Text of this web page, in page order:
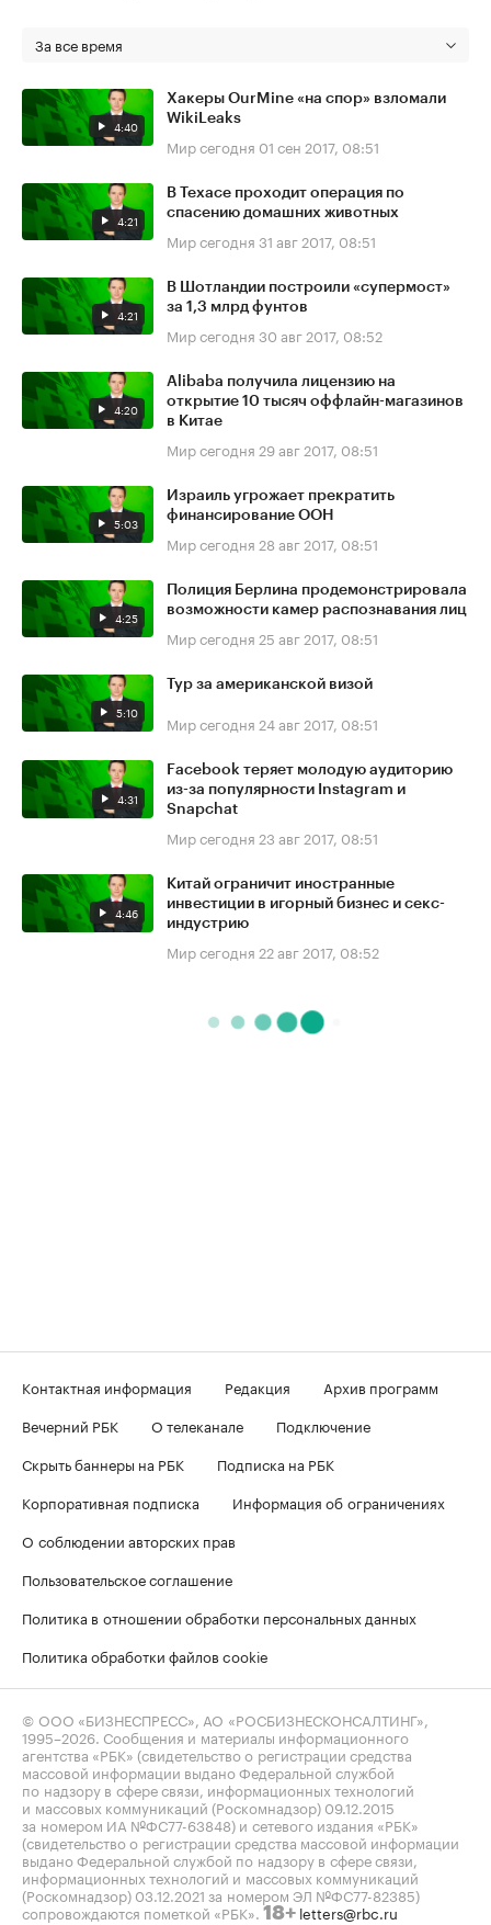
За все время
4:40
Хакеры OurMine «на спор» взломали
WikiLeaks
Мир сегодня 01 сен 2017, 08:51
4:21
В Техасе проходит операция по
спасению домашних животных
Мир сегодня 31 авг 2017, 08:51
4:21
В Шотландии построили «супермост»
за 1,3 млрд фунтов
Мир сегодня 30 авг 2017, 08:52
4:20
Alibaba получила лицензию на
открытие 10 тысяч оффлайн-магазинов
в Китае
Мир сегодня 29 авг 2017, 08:51
5:03
Израиль угрожает прекратить
финансирование ООН
Мир сегодня 28 авг 2017, 08:51
4:25
Полиция Берлина продемонстрировала
возможности камер распознавания лиц
Мир сегодня 25 авг 2017, 08:51
5:10
Тур за американской визой
Мир сегодня 24 авг 2017, 08:51
4:31
Facebook теряет молодую аудиторию
из-за популярности Instagram и
Snapchat
Мир сегодня 23 авг 2017, 08:51
4:46
Китай ограничит иностранные
инвестиции в игорный бизнес и секс-
индустрию
Мир сегодня 22 авг 2017, 08:52
Контактная информация Редакция
Архив программ
Вечерний РБК
О телеканале
Подключение
Скрыть баннеры на РБК
Подписка на РБК
Корпоративная подписка
Информация об ограничениях
О соблюдении авторских прав
Пользовательское соглашение
Политика в отношении обработки персональных данных
Политика обработки файлов cookie
© ООО «БИЗНЕСПРЕСС», АО «РОСБИЗНЕСКОНСАЛТИНГ»,
1995–2026. Сообщения и материалы информационного
агентства «РБК» (свидетельство о регистрации средства
массовой информации выдано Федеральной службой
по надзору в сфере связи, информационных технологий
и массовых коммуникаций (Роскомнадзор) 09.12.2015
за номером ИА №ФС77-63848) и сетевого издания «РБК»
(свидетельство о регистрации средства массовой информации
выдано Федеральной службой по надзору в сфере связи,
информационных технологий и массовых коммуникаций
(Роскомнадзор) 03.12.2021 за номером ЭЛ №ФС77-82385)
сопровождаются пометкой «РБК». 18+ letters@rbc.ru